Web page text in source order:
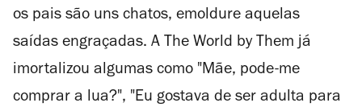
os pais são uns chatos, emoldure aquelas
saídas engraçadas. A The World by Them já
imortalizou algumas como "Mãe, pode-me
comprar a lua?", "Eu gostava de ser adulta para